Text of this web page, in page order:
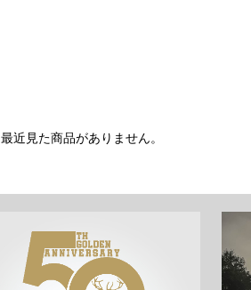
最近見た商品がありません。